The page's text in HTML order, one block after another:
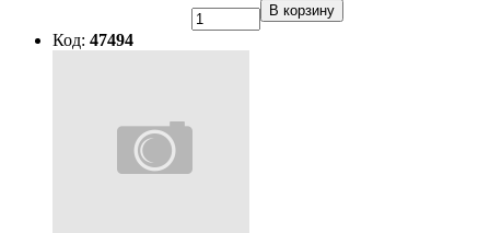
В корзину
Код: 47494